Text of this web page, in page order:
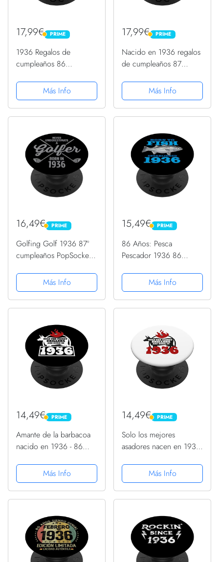
17,99€ PRIME
PRIME
1936 Regalos de
cumpleaños 86
años de edad Bday
PopSockets PopGrip
Intercambiable
Más Info
17,99€ PRIME
PRIME
Nacido en 1936 regalos
de cumpleaños 87
PopSockets PopGrip
Intercambiable
Más Info
16,49€ PRIME
PRIME
Golfing Golf 1936 87º
cumpleaños PopSockets
Más Info
15,49€ PRIME
PRIME
86 Años: Pesca
Pescador 1936 86
PopGrip Intercambiable
Más Info
14,49€ PRIME
PRIME
Amante de la barbacoa
nacido en 1936 - 86
PopGrip Intercambiable
Más Info
14,49€ PRIME
PRIME
Solo los mejores
asadores nacen en 1936
PopSockets PopGrip
Intercambiable
Más Info